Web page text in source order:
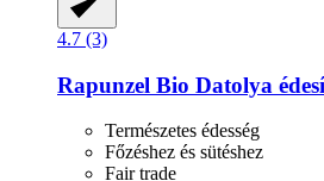
4.7 (3)
Rapunzel Bio Datolya
Természetes édesség
Főzéshez és sütéshez
Fair trade